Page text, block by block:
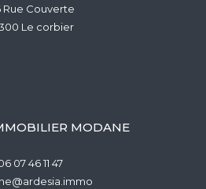
Rue Couverte
le corbier
MODANE
07 46 11 47